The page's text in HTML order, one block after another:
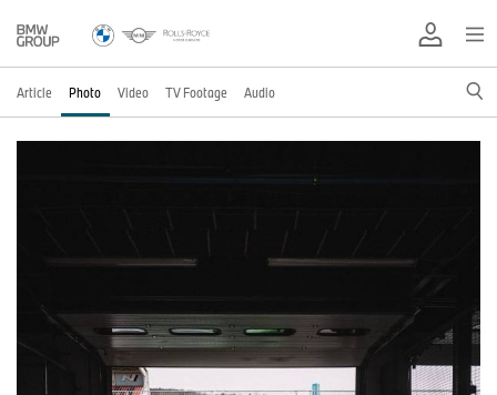
Article Photo Video TV Footage Audio